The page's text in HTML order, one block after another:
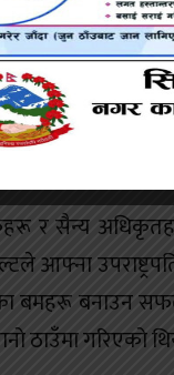
बमको निर्माण र
निर्देशनमा
भनेको
लागि
र सैन्य
आफ्ना
बमहरू बनाउन
ठाउँमा गरिएको